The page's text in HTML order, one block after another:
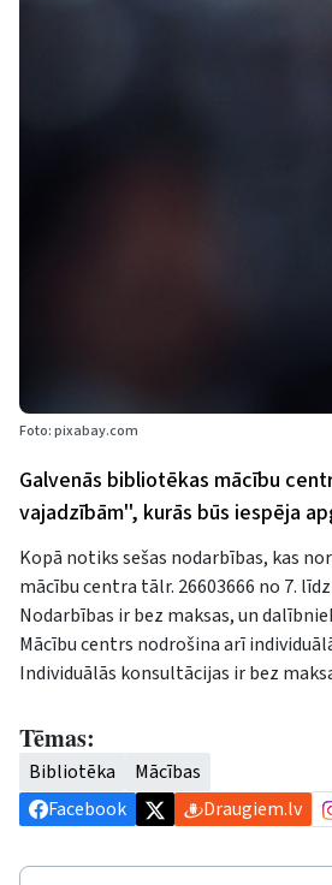
Foto: pixabay.com
Galvenās bibliotēkas mācību
vajadzībām'', kurās būs iespēja
Kopā notiks sešas nodarbības, kas
mācību centra tālr. 26603666 no 7.
Nodarbības ir bez maksas, un
Mācību centrs nodrošina arī
Individuālās konsultācijas ir bez
Tēmas:
Bibliotēka
Mācības
Facebook
Draugiem.lv